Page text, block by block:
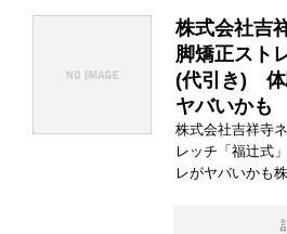
株式会社吉
脚矯正スト
(代引き) 体
ヤバいかも
株式会社吉祥寺
レッチ「福辻式
レがヤバいかも